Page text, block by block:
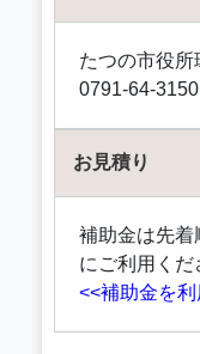
たつの市役所
0791-64-3150
お見積り
補助金は先着
にご利用くだ
<<補助金を